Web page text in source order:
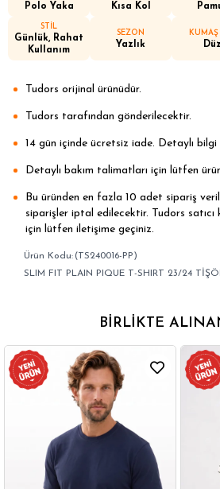
Polo Yaka Kısa Kol
STİL
Günlük, Rahat
Kullanım
SEZON
Yazlık
KUMAŞ
Düz
Tudors orijinal ürünüdür.
Tudors tarafından gönderilecektir.
14 gün içinde ücretsiz iade. Detaylı bilgi
Detaylı bakım talimatları için lütfen
Bu üründen en fazla 10 adet sipariş
siparişler iptal edilecektir. Tudors
için lütfen iletişime geçiniz.
(TS240016-PP)
SLIM FIT PLAIN PIQUE T-SHIRT 23/24
BIRLIKTE